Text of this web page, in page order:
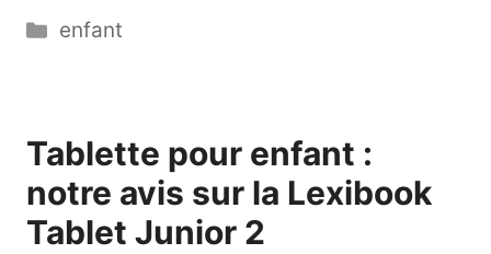
Catégories
enfant
Tablette pour enfant :
notre avis sur la Lexibook
Tablet Junior 2